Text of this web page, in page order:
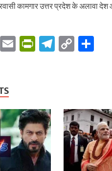
कामगार उत्तर प्रदेश के अलावा
T
E
P
ie
n
dl
y
T
m
C
Li
n
k